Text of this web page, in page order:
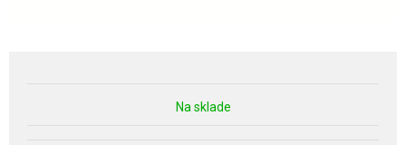
Na sklade